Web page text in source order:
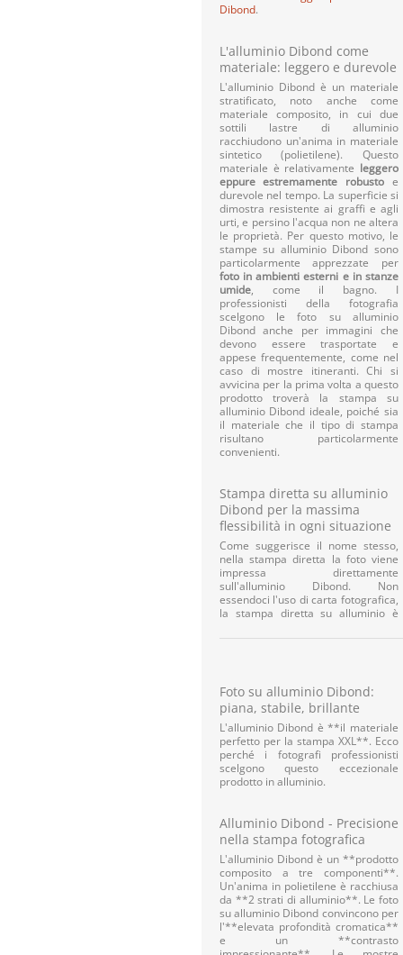
Dibond.
L'alluminio Dibond come
materiale: leggero e durevole
L'alluminio Dibond è un materiale
stratificato, noto anche come
materiale composito, in cui due
sottili lastre di alluminio
racchiudono un'anima in materiale
sintetico (polietilene). Questo
materiale è relativamente leggero
eppure estremamente robustoe
durevole nel tempo. La superficie si
dimostra resistente ai graffi e agli
urti, e persino l'acqua non ne altera
le proprietà. Per questo motivo, le
stampe su alluminio Dibond sono
particolarmente apprezzate per
foto in ambienti esterni e in stanze
umide, come il bagno. I
professionisti della fotografia
scelgono le foto su alluminio
Dibond anche per immagini che
devono essere trasportate e
appese frequentemente, come nel
caso di mostre itineranti. Chi si
avvicina per la prima volta a questo
prodotto troverà la stampa su
alluminio Dibond ideale, poiché sia
il materiale che il tipo di stampa
risultano particolarmente
convenienti.
Stampa diretta su alluminio
Dibond per la massima
flessibilità in ogni situazione
Come suggerisce il nome stesso,
nella stampa diretta la foto viene
impressa direttamente
sull'alluminio Dibond. Non
essendoci l'uso di carta fotografica,
la stampa diretta su alluminio è
Foto su alluminio Dibond:
piana, stabile, brillante
L'alluminio Dibond è **il materiale
perfetto per la stampa XXL**. Ecco
perché i fotografi professionisti
scelgono questo eccezionale
prodotto in alluminio.
Alluminio Dibond - Precisione
nella stampa fotografica
L'alluminio Dibond è un **prodotto
composito a tre componenti**.
Un'anima in polietilene è racchiusa
da **2 strati di alluminio**. Le foto
su alluminio Dibond convincono per
l'**elevata profondità cromatica**
e un **contrasto